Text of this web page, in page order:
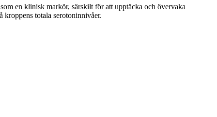
en klinisk markör, särskilt för att upptäcka och övervaka
totala serotoninnivåer.